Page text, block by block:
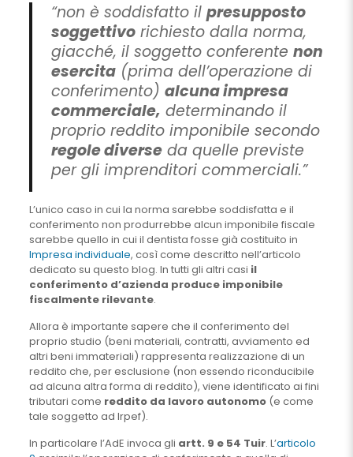
“non è soddisfatto il presupposto
soggettivorichiesto dalla norma,
giacché, il soggetto conferente non
esercita(prima dell’operazione di
conferimento) alcuna impresa
commerciale, determinando il
proprio reddito imponibile secondo
regole diverseda quelle previste
per gli imprenditori commerciali.”
L’unico caso in cui la norma sarebbe soddisfatta e il
conferimento non produrrebbe alcun imponibile fiscale
sarebbe quello in cui il dentista fosse già costituito in
Impresa individuale, così come descritto nell’articolo
dedicato su questo blog. In tutti gli altri casi il
conferimento d’azienda produce imponibile
fiscalmente rilevante.
Allora è importante sapere che il conferimento del
proprio studio (beni materiali, contratti, avviamento ed
altri beni immateriali) rappresenta realizzazione di un
reddito che, per esclusione (non essendo riconducibile
ad alcuna altra forma di reddito), viene identificato ai fini
tributari come reddito da lavoro autonomo (e come
tale soggetto ad Irpef).
In particolare l’AdE invoca gli artt. 9 e 54 Tuir. L’articolo